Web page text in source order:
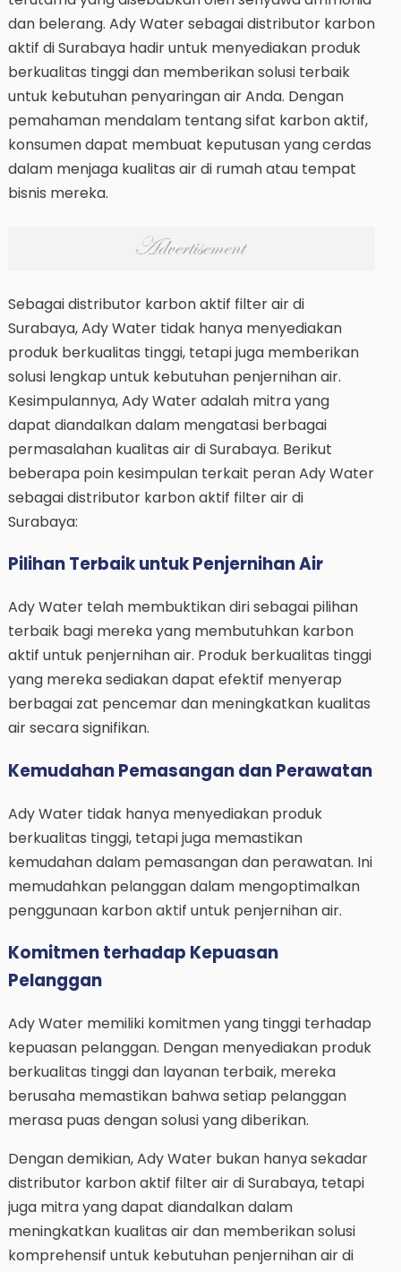
dan belerang. Ady Water sebagai distributor karbon
aktif di Surabaya hadir untuk menyediakan produk
berkualitas tinggi dan memberikan solusi terbaik
untuk kebutuhan penyaringan air Anda. Dengan
pemahaman mendalam tentang sifat karbon aktif,
konsumen dapat membuat keputusan yang cerdas
dalam menjaga kualitas air di rumah atau tempat
bisnis mereka.
Sebagai distributor karbon aktif filter air di
Surabaya, Ady Water tidak hanya menyediakan
produk berkualitas tinggi, tetapi juga memberikan
solusi lengkap untuk kebutuhan penjernihan air.
Kesimpulannya, Ady Water adalah mitra yang
dapat diandalkan dalam mengatasi berbagai
permasalahan kualitas air di Surabaya. Berikut
beberapa poin kesimpulan terkait peran Ady Water
sebagai distributor karbon aktif filter air di
Surabaya:
Pilihan Terbaik untuk Penjernihan Air
Ady Water telah membuktikan diri sebagai pilihan
terbaik bagi mereka yang membutuhkan karbon
aktif untuk penjernihan air. Produk berkualitas tinggi
yang mereka sediakan dapat efektif menyerap
berbagai zat pencemar dan meningkatkan kualitas
air secara signifikan.
Kemudahan Pemasangan dan Perawatan
Ady Water tidak hanya menyediakan produk
berkualitas tinggi, tetapi juga memastikan
kemudahan dalam pemasangan dan perawatan. Ini
memudahkan pelanggan dalam mengoptimalkan
penggunaan karbon aktif untuk penjernihan air.
Komitmen terhadap Kepuasan
Pelanggan
Ady Water memiliki komitmen yang tinggi terhadap
kepuasan pelanggan. Dengan menyediakan produk
berkualitas tinggi dan layanan terbaik, mereka
berusaha memastikan bahwa setiap pelanggan
merasa puas dengan solusi yang diberikan.
Dengan demikian, Ady Water bukan hanya sekadar
distributor karbon aktif filter air di Surabaya, tetapi
juga mitra yang dapat diandalkan dalam
meningkatkan kualitas air dan memberikan solusi
komprehensif untuk kebutuhan penjernihan air di